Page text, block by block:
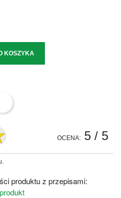
KOSZYKA
OCENA: 5 / 5
produktu z przepisami: